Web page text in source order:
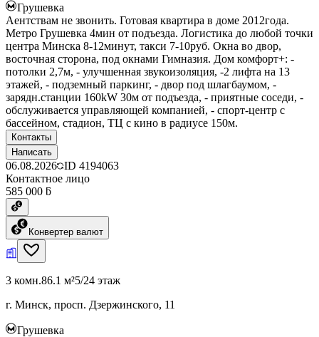
Грушевка
Аентствам не звонить. Готовая квартира в доме 2012года.
Метро Грушевка 4мин от подъезда. Логистика до любой точки
центра Минска 8-12минут, такси 7-10руб. Окна во двор,
восточная сторона, под окнами Гимназия. Дом комфорт+: -
потолки 2,7м, - улучшенная звукоизоляция, -2 лифта на 13
этажей, - подземный паркинг, - двор под шлагбаумом, -
зарядн.станции 160kW 30м от подъезда, - приятные соседи, -
обслуживается управляющей компанией, - спорт-центр с
бассейном, стадион, ТЦ с кино в радиусе 150м.
Контакты
Написать
06.08.2026 ID 4194063
Контактное лицо
585 000 ƃ
Конвертер валют
3 комн.86.1 м²5/24 этаж
г. Минск, просп. Дзержинского, 11
Грушевка